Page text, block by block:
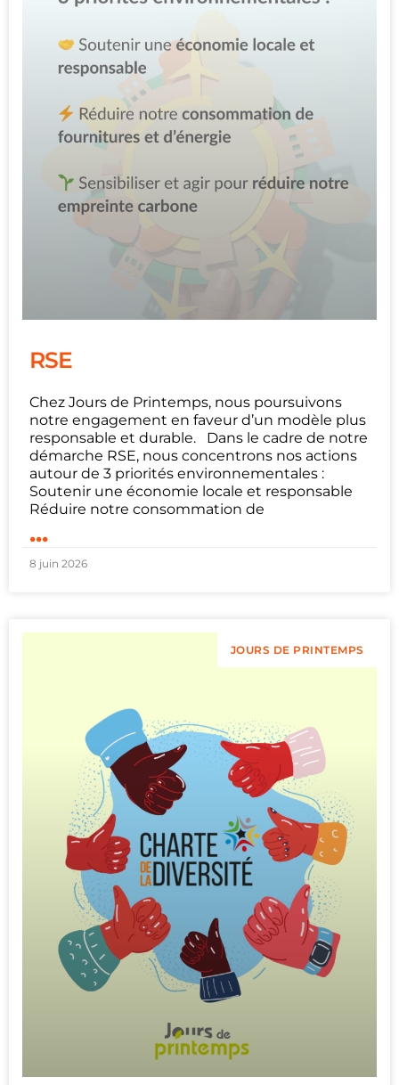
RSE
Chez Jours de Printemps, nous poursuivons
notre engagement en faveur d’un modèle plus
responsable et durable. Dans le cadre de notre
démarche RSE, nous concentrons nos actions
autour de 3 priorités environnementales :
Soutenir une économie locale et responsable
Réduire notre consommation de
...
8 juin 2026
JOURS DE PRINTEMPS